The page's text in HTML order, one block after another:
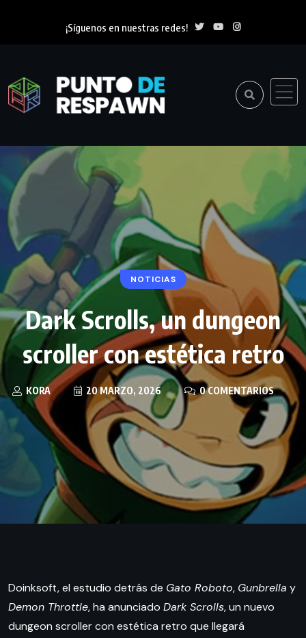
¡Síguenos en nuestras redes!
NOTICIAS
Dark Scrolls, un dungeon
scroller con estética retro
KORA 20 MARZO, 2026 0 COMENTARIOS
Doinksoft, el estudio detrás de Gato Roboto, Gunbrella y
Demon Throttle, ha anunciado Dark Scrolls, un nuevo
dungeon scroller con estética retro que llegará